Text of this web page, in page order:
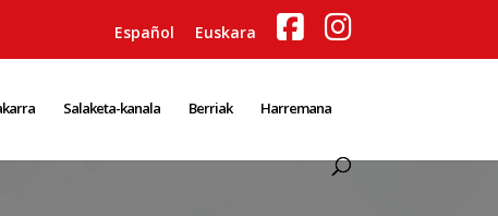
Español Euskara
Salaketa-kanala Berriak Harremana